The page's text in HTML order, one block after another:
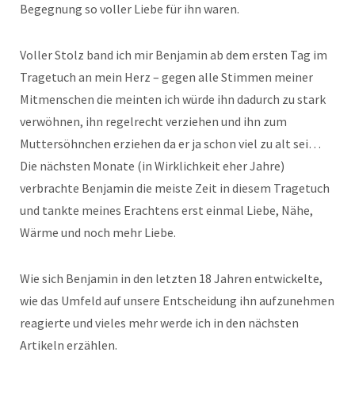
Begegnung so voller Liebe für ihn waren.
Voller Stolz band ich mir Benjamin ab dem ersten Tag im
Tragetuch an mein Herz – gegen alle Stimmen meiner
Mitmenschen die meinten ich würde ihn dadurch zu stark
verwöhnen, ihn regelrecht verziehen und ihn zum
Muttersöhnchen erziehen da er ja schon viel zu alt sei…
Die nächsten Monate (in Wirklichkeit eher Jahre)
verbrachte Benjamin die meiste Zeit in diesem Tragetuch
und tankte meines Erachtens erst einmal Liebe, Nähe,
Wärme und noch mehr Liebe.
Wie sich Benjamin in den letzten 18 Jahren entwickelte,
wie das Umfeld auf unsere Entscheidung ihn aufzunehmen
reagierte und vieles mehr werde ich in den nächsten
Artikeln erzählen.